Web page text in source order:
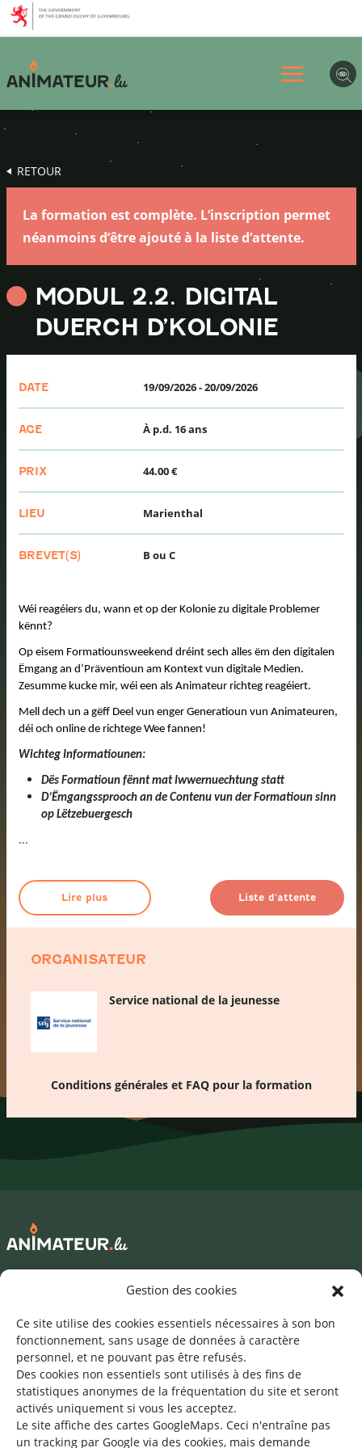
Gestion des cookies
Ce site utilise des cookies essentiels nécessaires à son bon
fonctionnement, sans usage de données à caractère
personnel, et ne pouvant pas être refusés.
Des cookies non essentiels sont utilisés à des fins de
statistiques anonymes de la fréquentation du site et seront
activés uniquement si vous les acceptez.
Le site affiche des cartes GoogleMaps. Ceci n'entraîne pas
un tracking par Google via des cookies, mais demande
Aller
au
menu
principal
Aller
au
contenu
Aller
au
pied
page
RETOUR
La formation est complète. L’inscription permet
néanmoins d’être ajouté à la liste d’attente.
MODUL 2.2. DIGITAL
DUERCH D’KOLONIE
DATE 19/09/2026-20/09/2026
AGE À p.d. 16 ans
PRIX 44.00 €
LIEU Marienthal
BREVET(S) B ou C
Wéi reagéiers du, wann et op der Kolonie zu digitale Problemer
kënnt?
Op eisem Formatiounsweekend dréint sech alles ëm den digitalen
Ëmgang an d’Präventioun am Kontext vun digitale Medien.
Zesumme kucke mir, wéi een als Animateur richteg reagéiert.
Mell dech un a gëff Deel vun enger Generatioun vun Animateuren,
déi och online de richtege Wee fannen!
Wichteg Informatiounen:
Dës Formatioun fënnt mat Iwwernuechtung statt
D’Ëmgangssprooch an de Contenu vun der Formatioun sinn
op Lëtzebuergesch
...
Lire plus Liste d'attente
ORGANISATEUR
Service national de la jeunesse
Conditions générales et FAQ pour la formation
Mentions légales
Une offre du